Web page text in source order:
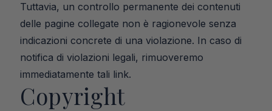
Tuttavia, un controllo permanente dei contenuti
delle pagine collegate non è ragionevole senza
indicazioni concrete di una violazione. In caso di
notifica di violazioni legali, rimuoveremo
immediatamente tali link.
Copyright